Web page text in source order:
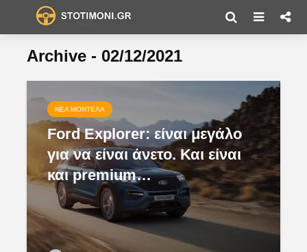
Archive - 02/12/2021
ΝΈΑ ΜΟΝΤΈΛΑ
Ford Explorer: είναι μεγάλο
για να είναι άνετο. Και είναι
και premium…